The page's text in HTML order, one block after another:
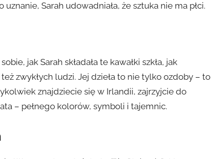
Sarah udowadniała, że sztuka nie ma płci.
jak Sarah składała te kawałki szkła, jak
zwykłych ludzi. Jej dzieła to nie tylko ozdoby – to
znajdziecie się w Irlandii, zajrzyjcie do
– pełnego kolorów, symboli i tajemnic.